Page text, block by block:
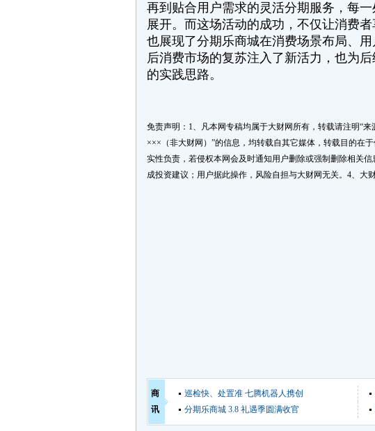
再到贴合用户需求的灵活分期服务，每
展开。而这场活动的成功，不仅让消费
也展现了分期乐商城在消费场景布局、
后消费市场的复苏注入了新活力，也为
的实践思路。
免责声明：1、凡本网专稿均属于大财网所有，转载请注明“来
×××（非大财网）”的信息，均转载自其它媒体，转载目的在
实性负责，若侵权本网会及时通知用户删除或强制删除相关
成投资建议；用户据此操作，风险自担与大财网无关。4、大
商
讯
巡检快、处置准 七腾机器人携创
分期乐商城 3.8 礼遇季圆满收官